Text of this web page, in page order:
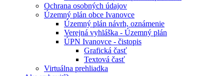
Ochrana osobných údajov
Územný plán obce Ivanovce
Územný plán návrh, oznámenie
Verejná vyhláška - Územný plán
ÚPN Ivanovce - čistopis
Grafická časť
Textová časť
Virtuálna prehliadka